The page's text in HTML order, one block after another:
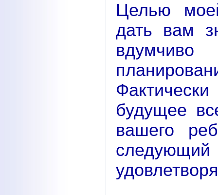
Целью
дать вам
будущее
вашего